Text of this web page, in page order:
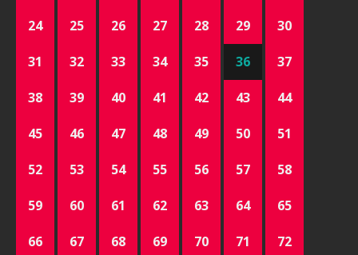
24 25 26 27 28 29 30
31 32 33 34 35 36 37
38 39 40 41 42 43 44
45 46 47 48 49 50 51
52 53 54 55 56 57 58
59 60 61 62 63 64 65
66 67 68 69 70 71 72